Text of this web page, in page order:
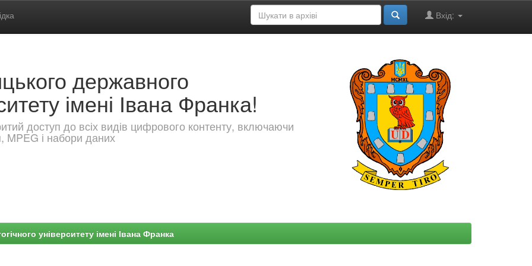
Вхід:
державного
імені Івана Франка!
доступ до всіх видів цифрового контенту, включаючи
MPEG і набори даних
університету імені Івана Франка